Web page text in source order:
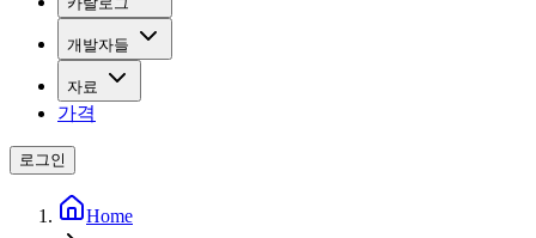
개발자들
자료
가격
로그인
Home